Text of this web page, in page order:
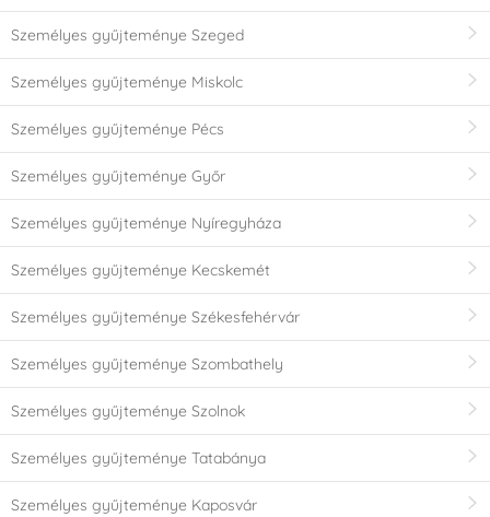
Személyes gyűjteménye Szeged
Személyes gyűjteménye Miskolc
Személyes gyűjteménye Pécs
Személyes gyűjteménye Győr
Személyes gyűjteménye Nyíregyháza
Személyes gyűjteménye Kecskemét
Személyes gyűjteménye Székesfehérvár
Személyes gyűjteménye Szombathely
Személyes gyűjteménye Szolnok
Személyes gyűjteménye Tatabánya
Személyes gyűjteménye Kaposvár